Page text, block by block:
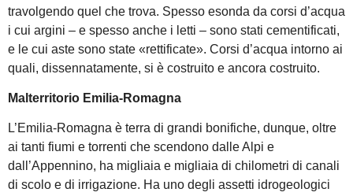
travolgendo quel che trova. Spesso esonda da corsi d’acqua
i cui argini – e spesso anche i letti – sono stati cementificati,
e le cui aste sono state «rettificate». Corsi d’acqua intorno ai
quali, dissennatamente, si è costruito e ancora costruito.
Malterritorio Emilia-Romagna
L’Emilia-Romagna è terra di grandi bonifiche, dunque, oltre
ai tanti fiumi e torrenti che scendono dalle Alpi e
dall’Appennino, ha migliaia e migliaia di chilometri di canali
di scolo e di irrigazione. Ha uno degli assetti idrogeologici